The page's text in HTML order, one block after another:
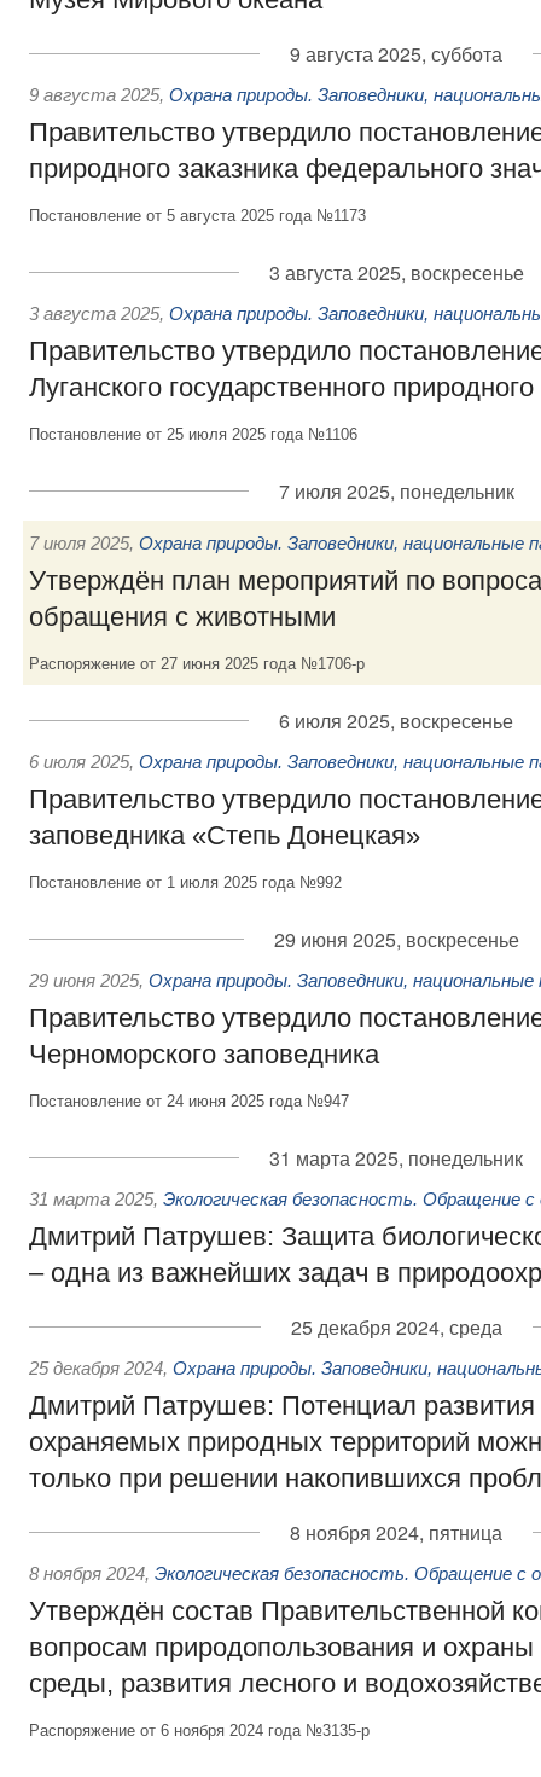
9 августа 2025, суббота
9 августа 2025, Охрана природы. Заповедники,
Правительство утвердило
природного заказника федерального
Постановление от 5 августа 2025 года №1173
3 августа 2025, воскресенье
3 августа 2025, Охрана природы. Заповедники,
Правительство утвердило
Луганского государственного
Постановление от 25 июля 2025 года №1106
7 июля 2025, понедельник
7 июля 2025, Охрана природы. Заповедники, национальные
Утверждён план мероприятий по
обращения с животными
Распоряжение от 27 июня 2025 года №1706-р
6 июля 2025, воскресенье
6 июля 2025, Охрана природы. Заповедники, национальные
Правительство утвердило
заповедника «Степь Донецкая»
Постановление от 1 июля 2025 года №992
29 июня 2025, воскресенье
29 июня 2025, Охрана природы. Заповедники, национальные
Правительство утвердило
Черноморского заповедника
Постановление от 24 июня 2025 года №947
31 марта 2025, понедельник
31 марта 2025, Экологическая безопасность. Обращение
Дмитрий Патрушев: Защита
– одна из важнейших задач в
25 декабря 2024, среда
25 декабря 2024, Охрана природы. Заповедники,
Дмитрий Патрушев: Потенциал развития
охраняемых природных территорий
только при решении накопившихся
8 ноября 2024, пятница
8 ноября 2024, Экологическая безопасность. Обращение с
Утверждён состав Правительственной
вопросам природопользования и
среды, развития лесного и
Распоряжение от 6 ноября 2024 года №3135-р